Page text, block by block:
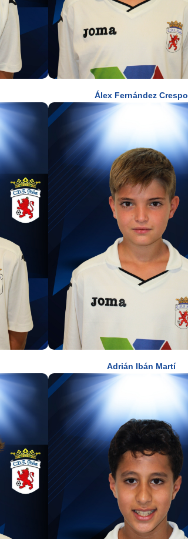
Álex Fernández Crespo
Adrián Ibán Martí